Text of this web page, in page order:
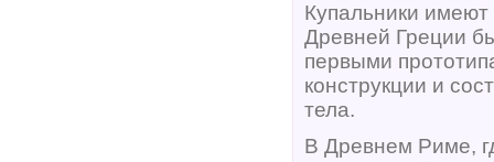
Купальники
Древней Греции
первыми
конструкции и
тела.
В Древнем Риме,